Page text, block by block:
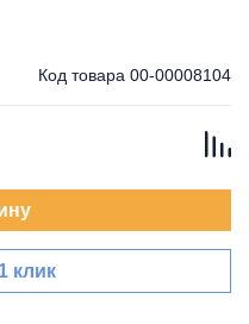
Код товара 00-00008104
клик